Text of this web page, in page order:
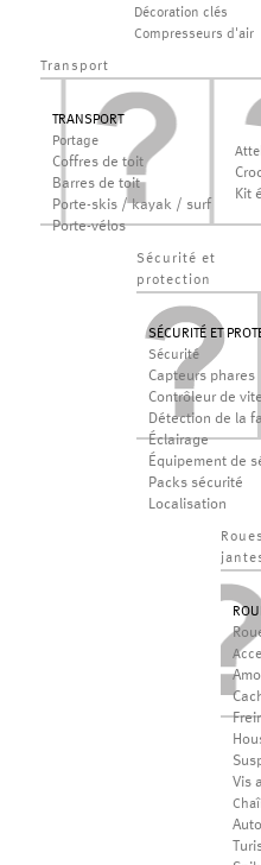
Décoration clés
Compresseurs d'air
Transport
TRANSPORT
Portage
Coffres de toit
Barres de toit
Porte-skis / kayak / surf
Porte-vélos
Kit
Sécurité et
protection
SÉCURITÉ ET
Sécurité
Capteurs phares
Contrôleur de
Détection de la
Éclairage
Équipement de
Packs sécurité
Localisation
Vis